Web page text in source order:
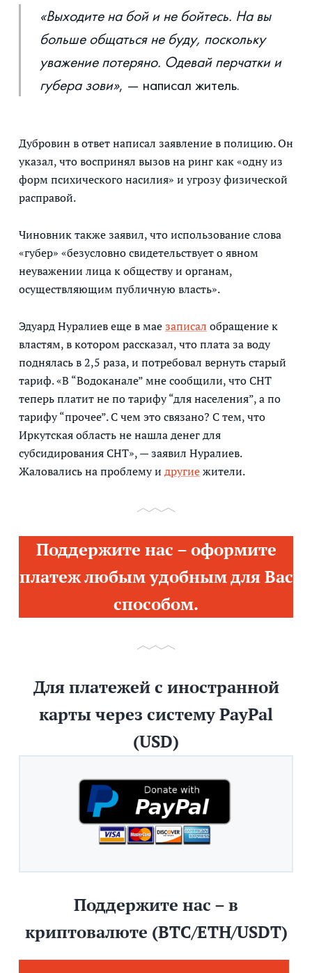
«Выходите на бой и не бойтесь. На вы
больше общаться не буду, поскольку
уважение потеряно. Одевай перчатки и
губера зови», — написал житель.
Дубровин в ответ написал заявление в полицию. Он
указал, что воспринял вызов на ринг как «одну из
форм психического насилия» и угрозу физической
расправой.
Чиновник также заявил, что использование слова
«губер» «безусловно свидетельствует о явном
неуважении лица к обществу и органам,
осуществляющим публичную власть».
Эдуард Нуралиев еще в маезаписал обращение к
властям, в котором рассказал, что плата за воду
поднялась в 2,5 раза, и потребовал вернуть старый
тариф. «В “Водоканале” мне сообщили, что СНТ
теперь платит не по тарифу “для населения”, а по
тарифу “прочее”. С чем это связано? С тем, что
Иркутская область не нашла денег для
субсидирования СНТ», — заявил Нуралиев.
Жаловались на проблему и другиежители.
Поддержите нас – оформите
платеж любым удобным для Вас
способом.
Для платежей с иностранной
карты через систему PayPal
(USD)
Поддержите нас – в
криптовалюте (BTC/ETH/USDT)